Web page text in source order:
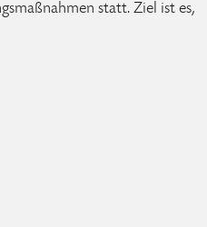
statt. Ziel ist es,